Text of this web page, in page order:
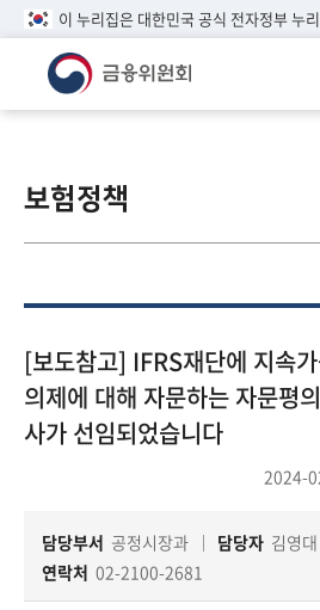
이 누리집은 대한민국 공식 전자정부 누
린
이알
참
여
마
당
보험정책
[보도참고] IFRS재단에 지속
의제에 대해 자문하는 자문평
사가 선임되었습니다
2024-
담당부서 공정시장과 담당자 김영
연락처 02-2100-2681